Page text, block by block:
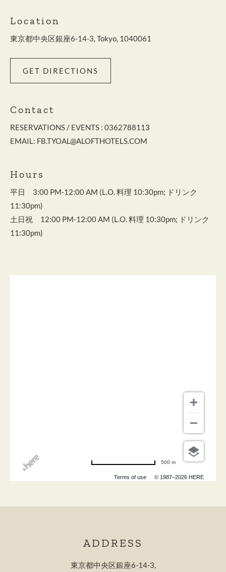
Location
東京都中央区銀座6-14-3, Tokyo, 1040061
GET DIRECTIONS
Contact
RESERVATIONS / EVENTS : 0362788113
EMAIL: FB.TYOAL@ALOFTHOTELS.COM
Hours
平日 3:00 PM-12:00 AM (L.O. 料理 10:30pm; ドリンク
11:30pm)
土日祝 12:00 PM-12:00 AM (L.O. 料理 10:30pm; ドリンク
11:30pm)
Terms of use © 1987–2026 HERE
500 m
ADDRESS
東京都中央区銀座6-14-3,